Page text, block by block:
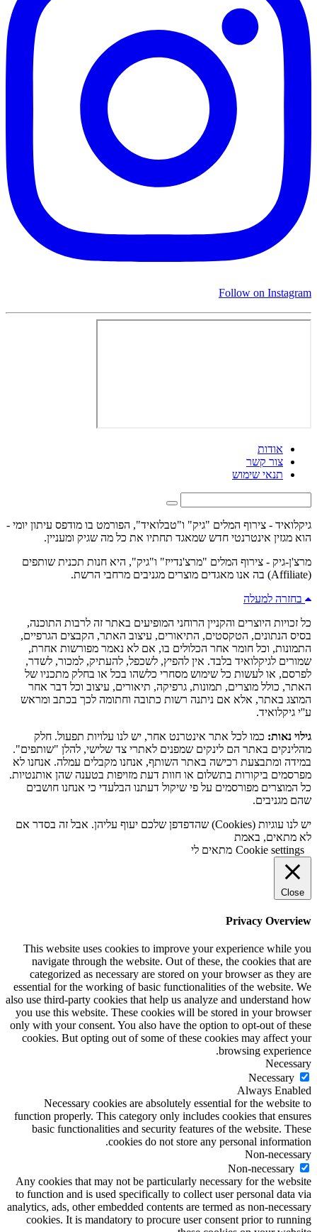
Follow on Instagram
אודות
צור קשר
תנאי שימוש
גיקלואיד - צירוף המלים "גיק" ו"טבלואיד", הפורמט בו מודפס עיתון יומי -
הוא מגזין אינטרנטי חדש שמאגד תחתיו את כל מה שגיק ומעניין.
מרצ'ן-גיק - צירוף המלים "מרצ'נדייז" ו"גיק", היא חנות תכנית שותפים
(Affiliate) בה אנו מאגדים מוצרים מגניבים מרחבי הרשת.
בחזרה למעלה
כל זכויות היוצרים והקניין הרוחני המופיעים באתר זה לרבות התוכנה,
בסיס הנתונים, הטקסטים, התיאורים, עיצוב האתר, הקבצים הגרפיים,
התמונות, וכל חומר אחר הכלולים בו, אם לא נאמר מפורשות אחרת,
שמורים לגיקלואיד בלבד. אין להפיץ, לשכפל, להעתיק, למכור, לשדר,
לפרסם, או לעשות כל שימוש מסחרי כלשהו בכל או בחלק מתכניו של
האתר, כולל מוצרים, תמונות, גרפיקה, תיאורים, עיצוב וכל דבר אחר
המוצג באתר, אלא אם ניתנה רשות כתובה וחתומה לכך בכתב ומראש
ע''י גיקלואיד.
גילוי נאות: כמו לכל אתר אינטרנט אחר, יש לנו עלויות תפעול. חלק
מהלינקים באתר הם לינקים שמפנים לאתרי צד שלישי, להלן "שותפים".
במידה ומתבצעת רכישה באתר השותף, אנחנו מקבלים עמלה. אנחנו לא
מפרסמים ביקורות בתשלום או חוות דעת מזויפות בטענה שהן אותנטיות.
כל המוצרים מפורסמים על פי שיקול דעתנו הבלעדי כי אנחנו חושבים
שהם מגניבים.
יש לנו עוגיות (Cookies) שהדפדפן שלכם יעוף עליהן. אבל זה בסדר אם
לא מתאים, באמת
Cookie settings מתאים לי
Close
Privacy Overview
This website uses cookies to improve your experience while you
navigate through the website. Out of these, the cookies that are
categorized as necessary are stored on your browser as they are
essential for the working of basic functionalities of the website. We
also use third-party cookies that help us analyze and understand how
you use this website. These cookies will be stored in your browser
only with your consent. You also have the option to opt-out of these
cookies. But opting out of some of these cookies may affect your
browsing experience.
Necessary
Necessary
Always Enabled
Necessary cookies are absolutely essential for the website to
function properly. This category only includes cookies that ensures
basic functionalities and security features of the website. These
cookies do not store any personal information.
Non-necessary
Non-necessary
Any cookies that may not be particularly necessary for the website
to function and is used specifically to collect user personal data via
analytics, ads, other embedded contents are termed as non-necessary
cookies. It is mandatory to procure user consent prior to running